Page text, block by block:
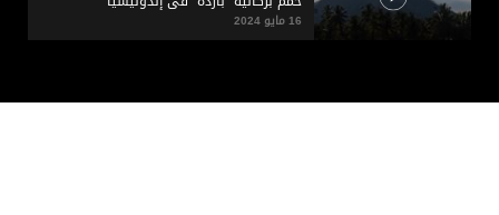
16 مايو 2024